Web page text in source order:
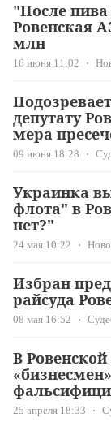
"После пива
Ровенская
млн
16 июня 11:02
депутату
мера
09 июня 18:28
Украинка
флота" в
нет?"
24 мая 10:22
Избран
райсуда
08 мая 16:52
В
25 апреля 18:33